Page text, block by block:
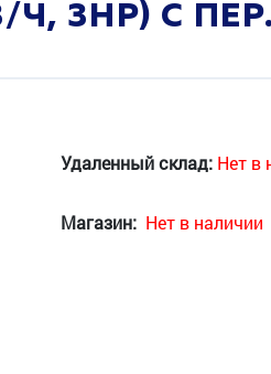
Ч, 3HP) С
Удаленный склад: Нет в
Магазин: Нет в наличии